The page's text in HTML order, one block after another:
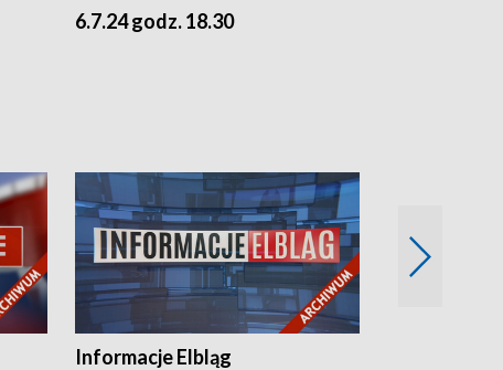
6.7.24 godz. 18.30
Informacje Elbląg